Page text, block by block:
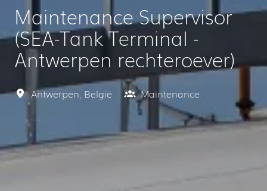
Maintenance Supervisor
(SEA-Tank Terminal -
Antwerpen rechteroever)
Antwerpen, België Maintenance